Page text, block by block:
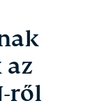
ről